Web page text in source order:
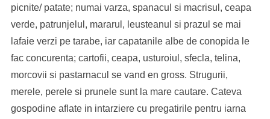
picnite/ patate; numai varza, spanacul si macrisul, ceapa
verde, patrunjelul, mararul, leusteanul si prazul se mai
lafaie verzi pe tarabe, iar capatanile albe de conopida le
fac concurenta; cartofii, ceapa, usturoiul, sfecla, telina,
morcovii si pastarnacul se vand en gross. Strugurii,
merele, perele si prunele sunt la mare cautare. Cateva
gospodine aflate in intarziere cu pregatirile pentru iarna